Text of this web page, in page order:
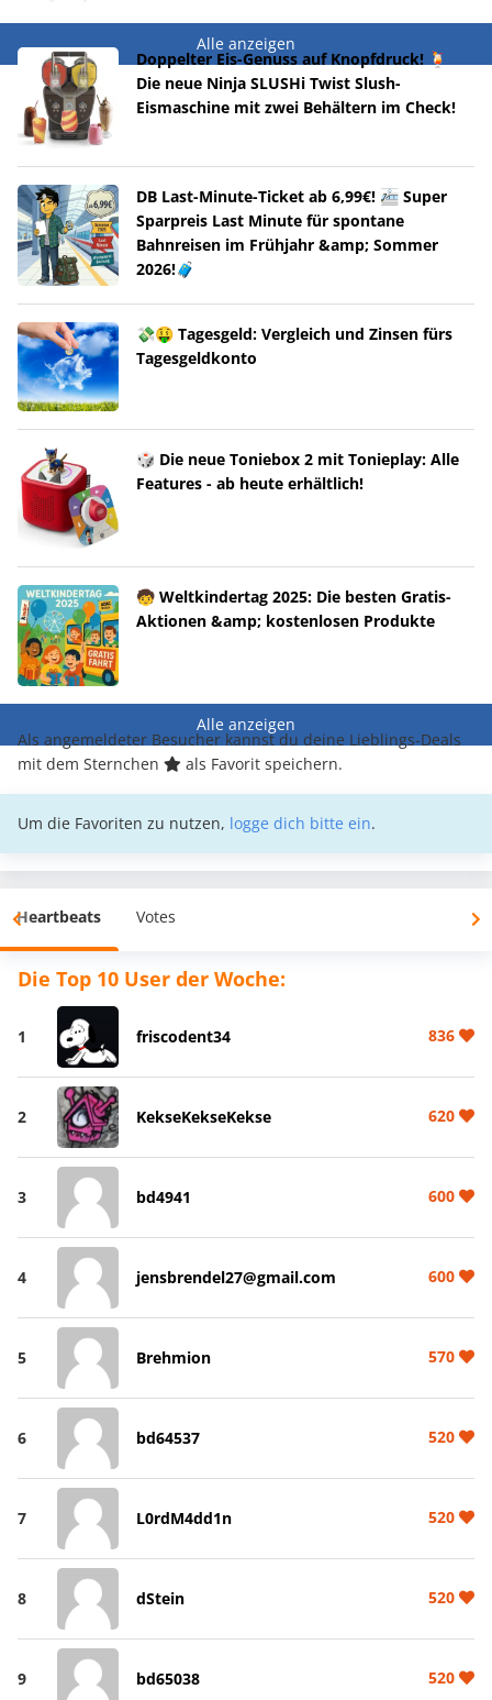
Alle anzeigen
Doppelter Eis-Genuss auf Knopfdruck! 🍹
Die neue Ninja SLUSHi Twist Slush-
Eismaschine mit zwei Behältern im Check!
DB Last-Minute-Ticket ab 6,99€! 🚈 Super
Sparpreis Last Minute für spontane
Bahnreisen im Frühjahr &amp; Sommer
2026!🧳
💸🤑 Tagesgeld: Vergleich und Zinsen fürs
Tagesgeldkonto
🎲 Die neue Toniebox 2 mit Tonieplay: Alle
Features - ab heute erhältlich!
🧒 Weltkindertag 2025: Die besten Gratis-
Aktionen &amp; kostenlosen Produkte
Alle anzeigen
Als angemeldeter Besucher kannst du deine Lieblings-Deals
mit dem Sternchen
als Favorit speichern.
Um die Favoriten zu nutzen, logge dich bitte ein.
Heartbeats Votes
Die Top 10 User der Woche:
1 friscodent34 836
2 KekseKekseKekse 620
3 bd4941 600
4 jensbrendel27@gmail.com 600
5 Brehmion 570
6 bd64537 520
7 L0rdM4dd1n 520
8 dStein 520
9 bd65038 520